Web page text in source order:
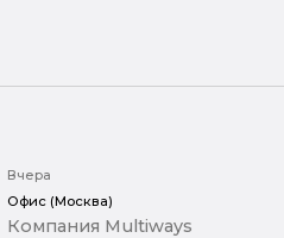
Вчера
Офис (Москва)
Компания Multiways